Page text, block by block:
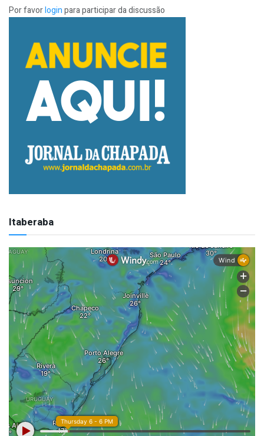
Por favorloginpara participar da discussão
Itaberaba